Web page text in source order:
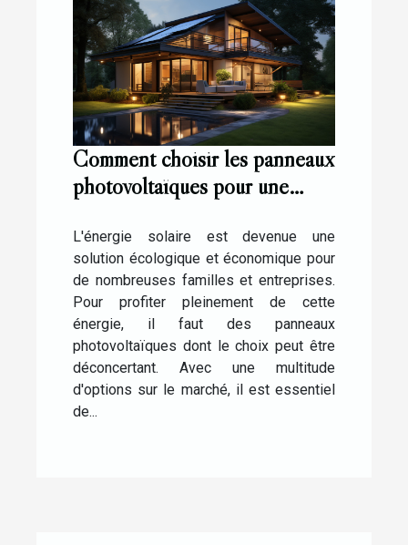
Comment choisir les panneaux
photovoltaïques pour une
L'énergie solaire est devenue une
solution écologique et économique pour
de nombreuses familles et entreprises.
Pour profiter pleinement de cette
énergie, il faut des panneaux
photovoltaïques dont le choix peut être
déconcertant. Avec une multitude
d'options sur le marché, il est essentiel
de...